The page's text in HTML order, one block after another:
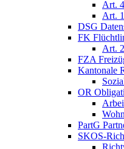
Art.
Art.
DSG
FK
Art.
FZA
Kantonale
OR
PartG
SKOS-